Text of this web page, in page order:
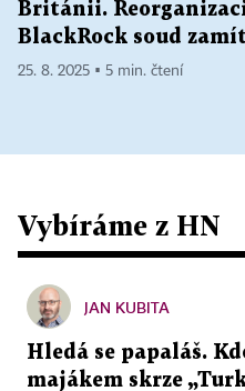
Británii.
BlackRock soud
25. 8. 2025 ▪ 5 min. čtení
Vybíráme z HN
JAN KUBITA
Hledá se papaláš.
majákem skrze